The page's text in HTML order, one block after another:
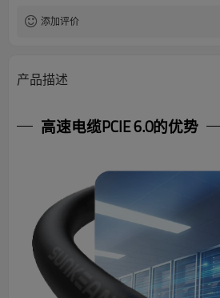
添加评价
产品描述
高速电缆PCIE 6.0的优势